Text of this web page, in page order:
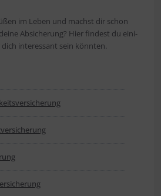
im Leben und machst dir schon
Absi­che­rung? Hier fin­dest du eini­
inter­es­sant sein könnten.